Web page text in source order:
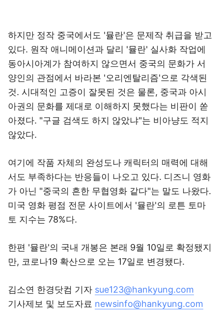
하지만 정작 중국에서도 '뮬란'은 문제작 취급을 받고
있다. 원작 애니메이션과 달리 '뮬란' 실사화 작업에
동아시아계가 참여하지 않으면서 중국의 문화가 서
양인의 관점에서 바라본 '오리엔탈리즘'으로 각색된
것. 시대적인 고증이 잘못된 것은 물론, 중국과 아시
아권의 문화를 제대로 이해하지 못했다는 비판이 쏟
아졌다. "구글 검색도 하지 않았냐"는 비아냥도 적지
않았다.
여기에 작품 자체의 완성도나 캐릭터의 매력에 대해
서도 부족하다는 반응들이 나오고 있다. 디즈니 영화
가 아닌 "중국의 흔한 무협영화 같다"는 말도 나왔다.
미국 영화 평점 전문 사이트에서 '뮬란'의 로튼 토마
토 지수는 78%다.
한편 '뮬란'의 국내 개봉은 본래 9월 10일로 확정됐지
만, 코로나19 확산으로 오는 17일로 변경됐다.
김소연 한경닷컴 기자 sue123@hankyung.com
기사제보 및 보도자료 newsinfo@hankyung.com